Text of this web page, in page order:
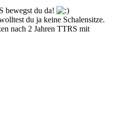
bewegst du da!
du ja keine Schalensitze.
nach 2 Jahren TTRS mit